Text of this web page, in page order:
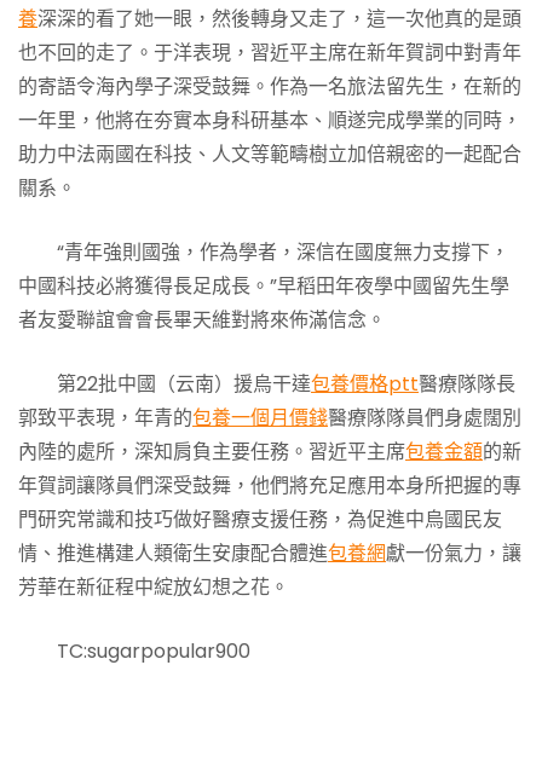
養深深的看了她一眼，然後轉身又走了，這一次他真的是頭
也不回的走了。于洋表現，習近平主席在新年賀詞中對青年
的寄語令海內學子深受鼓舞。作為一名旅法留先生，在新的
一年里，他將在夯實本身科研基本、順遂完成學業的同時，
助力中法兩國在科技、人文等範疇樹立加倍親密的一起配合
關系。
“青年強則國強，作為學者，深信在國度無力支撐下，
中國科技必將獲得長足成長。”早稻田年夜學中國留先生學
者友愛聯誼會會長畢天維對將來佈滿信念。
第22批中國（云南）援烏干達包養價格ptt醫療隊隊長
郭致平表現，年青的包養一個月價錢醫療隊隊員們身處闊別
內陸的處所，深知肩負主要任務。習近平主席包養金額的新
年賀詞讓隊員們深受鼓舞，他們將充足應用本身所把握的專
門研究常識和技巧做好醫療支援任務，為促進中烏國民友
情、推進構建人類衛生安康配合體進包養網獻一份氣力，讓
芳華在新征程中綻放幻想之花。
TC:sugarpopular900